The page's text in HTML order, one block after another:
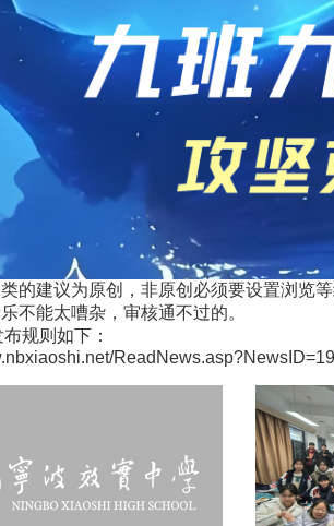
的建议为原创，非原创必须要设置浏览
不能太嘈杂，审核通不过的。
规则如下：